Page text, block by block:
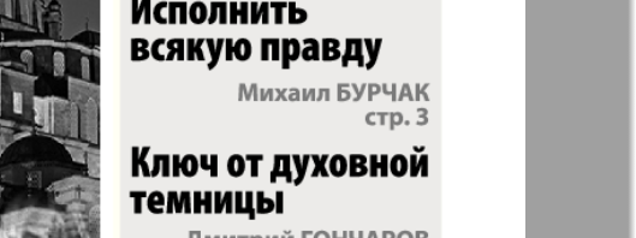
Артек Аугсбург-сити
Бизнес парк Будь здоров